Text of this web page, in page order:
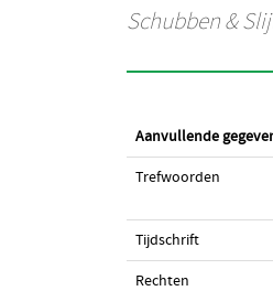
Schubben &
Aanvullende
Trefwoorden
Tijdschrift
Rechten